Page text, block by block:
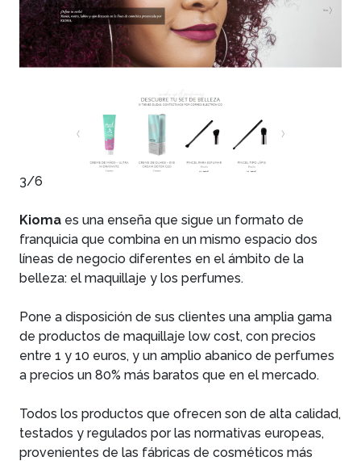
3/6
Kioma es una enseña que sigue un formato de
franquicia que combina en un mismo espacio dos
líneas de negocio diferentes en el ámbito de la
belleza: el maquillaje y los perfumes.
Pone a disposición de sus clientes una amplia gama
de productos de maquillaje low cost, con precios
entre 1 y 10 euros, y un amplio abanico de perfumes
a precios un 80% más baratos que en el mercado.
Todos los productos que ofrecen son de alta calidad,
testados y regulados por las normativas europeas,
provenientes de las fábricas de cosméticos más